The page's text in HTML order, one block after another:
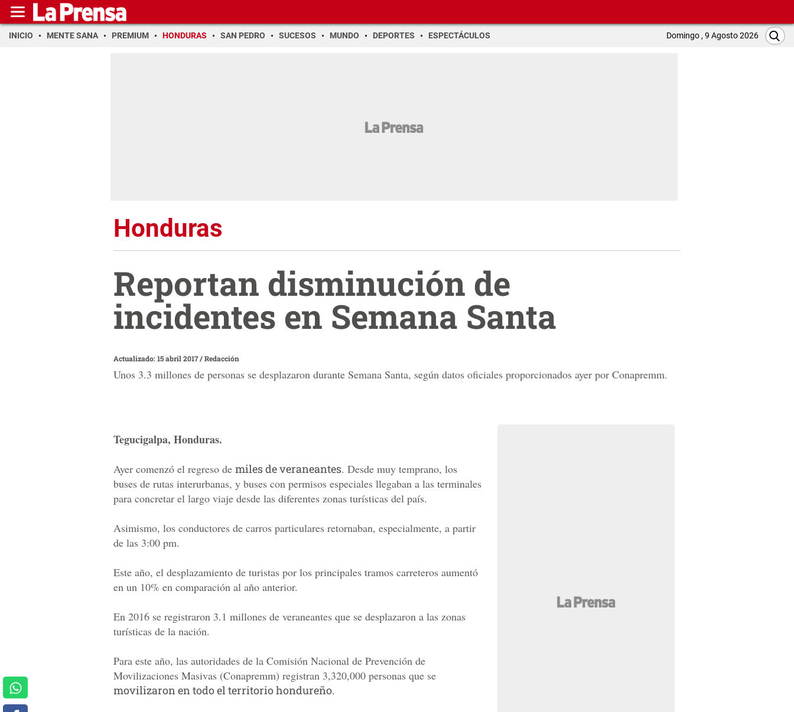
INICIO MENTE SANA PREMIUM HONDURAS SAN PEDRO SUCESOS MUNDO DEPORTES ESPECTÁCULOS Domingo , 9 Agosto 2026
Honduras
Reportan disminución de
incidentes en Semana Santa
Actualizado: 15 abril 2017/Redacción
Unos 3.3 millones de personas se desplazaron durante Semana Santa, según datos oficiales proporcionados ayer por Conapremm.
Tegucigalpa, Honduras.
Ayer comenzó el regreso de miles de veraneantes. Desde muy temprano, los
buses de rutas interurbanas, y buses con permisos especiales llegaban a las terminales
para concretar el largo viaje desde las diferentes zonas turísticas del país.
Asimismo, los conductores de carros particulares retornaban, especialmente, a partir
de las 3:00 pm.
Este año, el desplazamiento de turistas por los principales tramos carreteros aumentó
en un 10% en comparación al año anterior.
En 2016 se registraron 3.1 millones de veraneantes que se desplazaron a las zonas
turísticas de la nación.
Para este año, las autoridades de la Comisión Nacional de Prevención de
Movilizaciones Masivas (Conapremm) registran 3,320,000 personas que se
movilizaron en todo el territorio hondureño.